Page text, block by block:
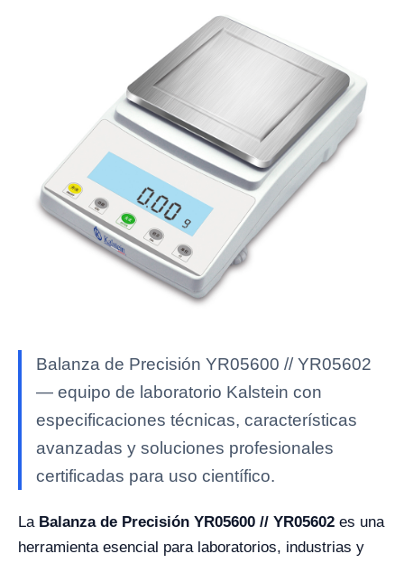
Balanza de Precisión YR05600 // YR05602
— equipo de laboratorio Kalstein con
especificaciones técnicas, características
avanzadas y soluciones profesionales
certificadas para uso científico.
La Balanza de Precisión YR05600 // YR05602 es una
herramienta esencial para laboratorios, industrias y